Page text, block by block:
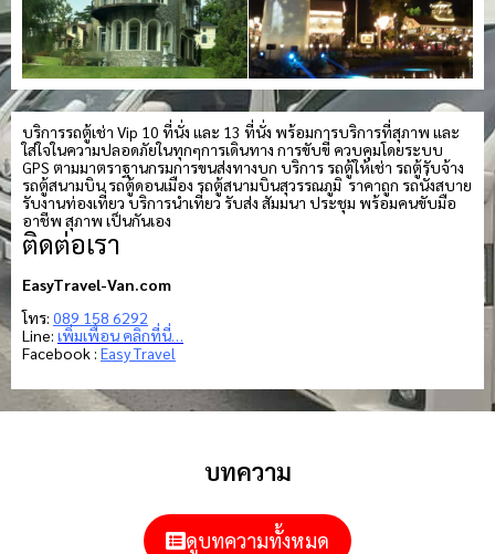
บริการรถตู้เช่า Vip 10 ที่นั่ง และ 13 ที่นั่ง พร้อมการบริการที่สุภาพ และ
ใส่ใจในความปลอดภัยในทุกๆการเดินทาง การขับขี่ ควบคุมโดยระบบ
GPS ตามมาตราฐานกรมการขนส่งทางบก บริการ รถตู้ให้เช่า รถตู้รับจ้าง
รถตู้สนามบิน รถตู้ดอนเมือง รถตู้สนามบินสุวรรณภูมิ ราคาถูก รถนั่งสบาย
รับงานท่องเที่ยว บริการนำเที่ยว รับส่ง สัมมนา ประชุม พร้อมคนขับมือ
อาชีพ สุภาพ เป็นกันเอง
ติดต่อเรา
EasyTravel-Van.com
โทร: 089 158 6292
Line: เพิ่มเพื่อน คลิกที่นี่…
Facebook : Easy Travel
บทความ
ดูบทความทั้งหมด